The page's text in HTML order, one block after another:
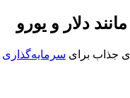
دلار و یورو
جذاب برای سرمایه‌گذاری